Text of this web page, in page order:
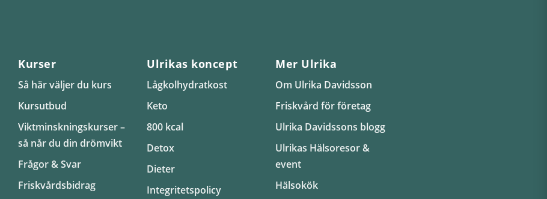
Kurser
Så här väljer du kurs
Kursutbud
Viktminskningskurser –
så når du din drömvikt
Frågor & Svar
Friskvårdsbidrag
Ulrikas koncept
Lågkolhydratkost
Keto
800 kcal
Detox
Dieter
Integritetspolicy
Mer Ulrika
Om Ulrika Davidsson
Friskvård för företag
Ulrika Davidssons blogg
Ulrikas Hälsoresor &
event
Hälsokök